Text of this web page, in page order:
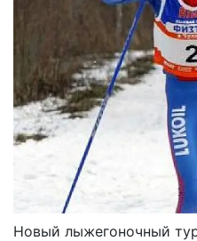
Новый лыжегоночный